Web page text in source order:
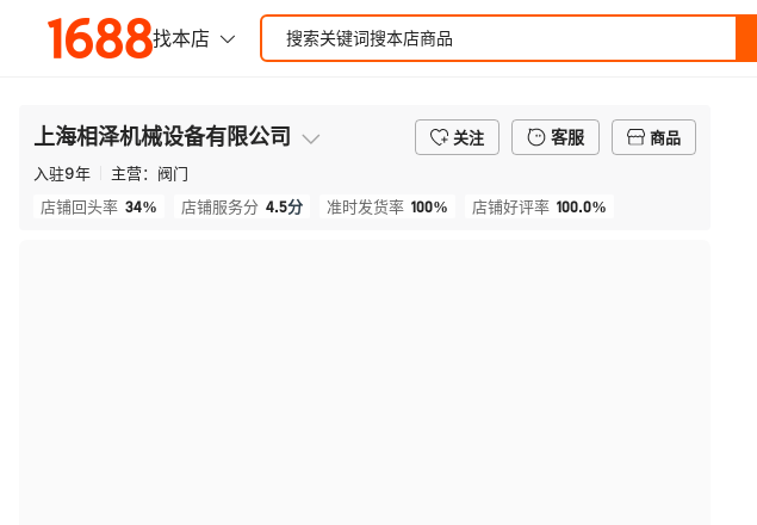
上海相泽机械设备有限公司 关注 客服
商品
入驻9年 主营： 阀门
店铺回头率 34% 店铺服务分 4.5分 准时发货率 100% 店铺好评率 100.0%